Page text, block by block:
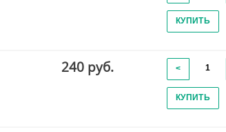
КУПИТЬ
240 руб. <
КУПИТЬ